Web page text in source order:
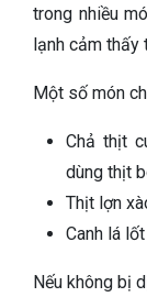
trong nhiều
lạnh cảm
Một số món
Chả thịt
dùng thịt
Thịt lợn
Canh lá
Nếu không bị